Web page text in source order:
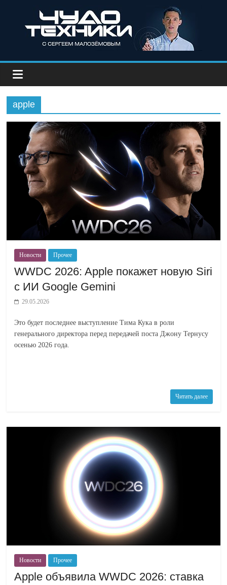
apple
Новости Прочее
WWDC 2026: Apple покажет новую Siri
с ИИ Google Gemini
29.05.2026
Это будет последнее выступление Тима Кука в роли
генерального директора перед передачей поста Джону Тернусу
осенью 2026 года.
Читать далее
Новости Прочее
Apple объявила WWDC 2026: ставка